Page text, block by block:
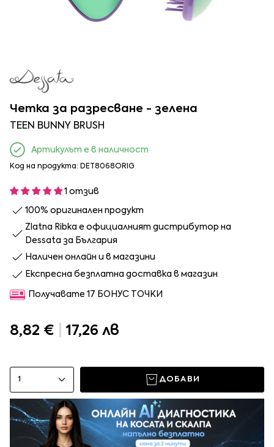
Четка за разресване - зелена
TEEN BUNNY BRUSH
Артикулът е в наличност
Код на продукта: DET8068ORIG
1 отзив
100% оригинален продукт
Zlatna Ribka е официалният дистрибутор на
Dessata за България
Наличен онлайн и в магазини
Експресна безплатна доставка в магазин
Получавате 17 БОНУС ТОЧКИ
8,82 € 17,26 лв
1 ДОБАВИ